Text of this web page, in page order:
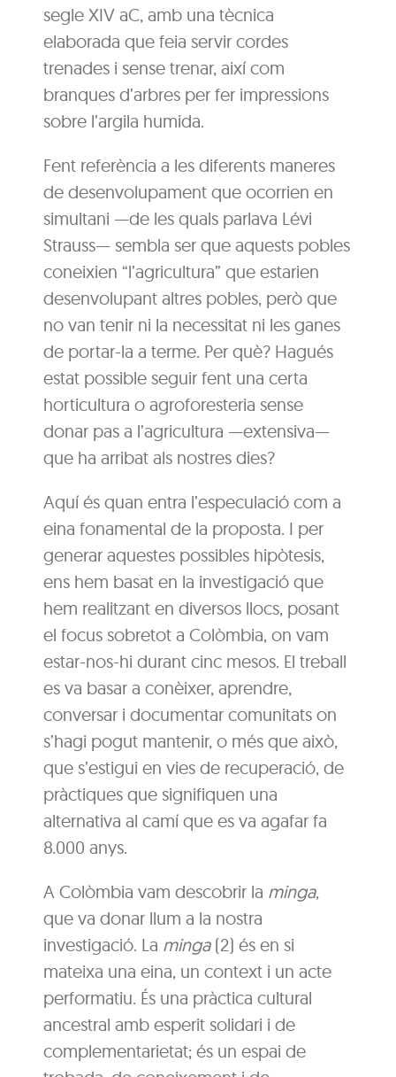
segle XIV aC, amb una tècnica
elaborada que feia servir cordes
trenades i sense trenar, així com
branques d’arbres per fer impressions
sobre l’argila humida.
Fent referència a les diferents maneres
de desenvolupament que ocorrien en
simultani —de les quals parlava Lévi
Strauss— sembla ser que aquests pobles
coneixien “l’agricultura” que estarien
desenvolupant altres pobles, però que
no van tenir ni la necessitat ni les ganes
de portar-la a terme. Per què? Hagués
estat possible seguir fent una certa
horticultura o agroforesteria sense
donar pas a l’agricultura —extensiva—
que ha arribat als nostres dies?
Aquí és quan entra l’especulació com a
eina fonamental de la proposta. I per
generar aquestes possibles hipòtesis,
ens hem basat en la investigació que
hem realitzant en diversos llocs, posant
el focus sobretot a Colòmbia, on vam
estar-nos-hi durant cinc mesos. El treball
es va basar a conèixer, aprendre,
conversar i documentar comunitats on
s’hagi pogut mantenir, o més que això,
que s’estigui en vies de recuperació, de
pràctiques que signifiquen una
alternativa al camí que es va agafar fa
8.000 anys.
A Colòmbia vam descobrir la minga,
que va donar llum a la nostra
investigació. La minga (2) és en si
mateixa una eina, un context i un acte
performatiu. És una pràctica cultural
ancestral amb esperit solidari i de
complementarietat; és un espai de